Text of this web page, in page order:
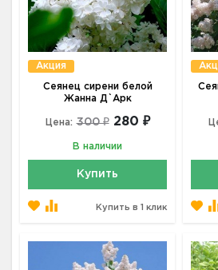
Акция
Сеянец сирени белой
Жанна Д`Арк
Цена: 300 ₽ 280 ₽
В наличии
Купить
Купить в 1 клик